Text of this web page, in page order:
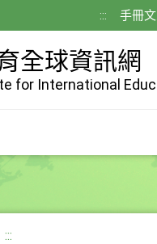
::: 手冊
全球資訊網
for International
:::